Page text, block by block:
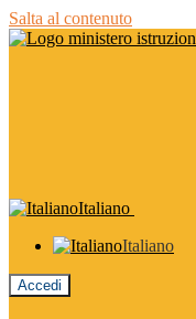
Salta al contenuto
Italiano
Italiano
Accedi